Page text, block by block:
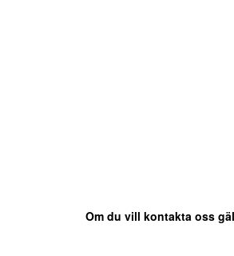
Om du vill kontakta oss